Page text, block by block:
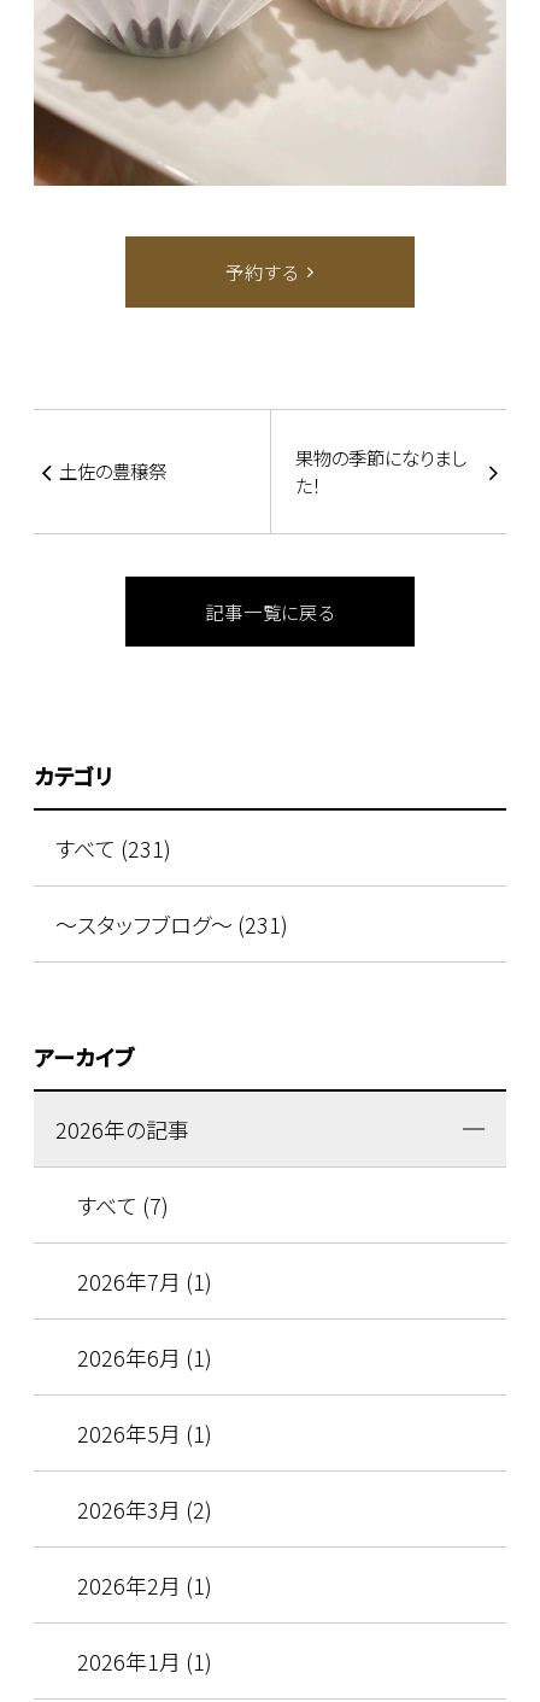
予約する
土佐の豊穣祭
果物の季節になりまし
た！
記事一覧に戻る
カテゴリ
すべて (231)
～スタッフブログ～ (231)
アーカイブ
2026年の記事
すべて (7)
2026年7月 (1)
2026年6月 (1)
2026年5月 (1)
2026年3月 (2)
2026年2月 (1)
2026年1月 (1)